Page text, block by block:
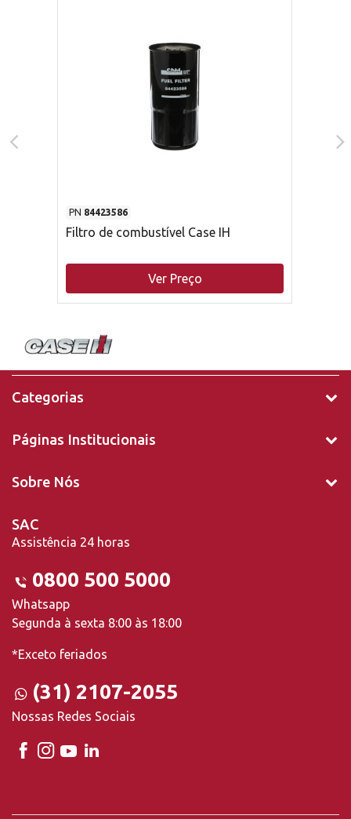
PN 84423586
Filtro de combustível Case IH
Ver Preço
Categorias
Páginas Institucionais
Sobre Nós
SAC
Assistência 24 horas
0800 500 5000
Whatsapp
Segunda à sexta 8:00 às 18:00
*Exceto feriados
(31) 2107-2055
Nossas Redes Sociais